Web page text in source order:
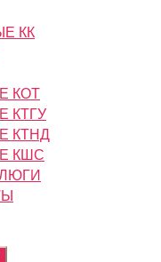
КК
КОТ
КТГУ
КТНД
КШС